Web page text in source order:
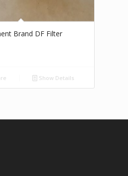
Brand DF Filter
Show Details